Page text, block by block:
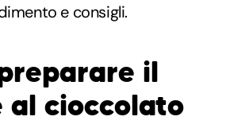
e consigli.
il
al cioccolato